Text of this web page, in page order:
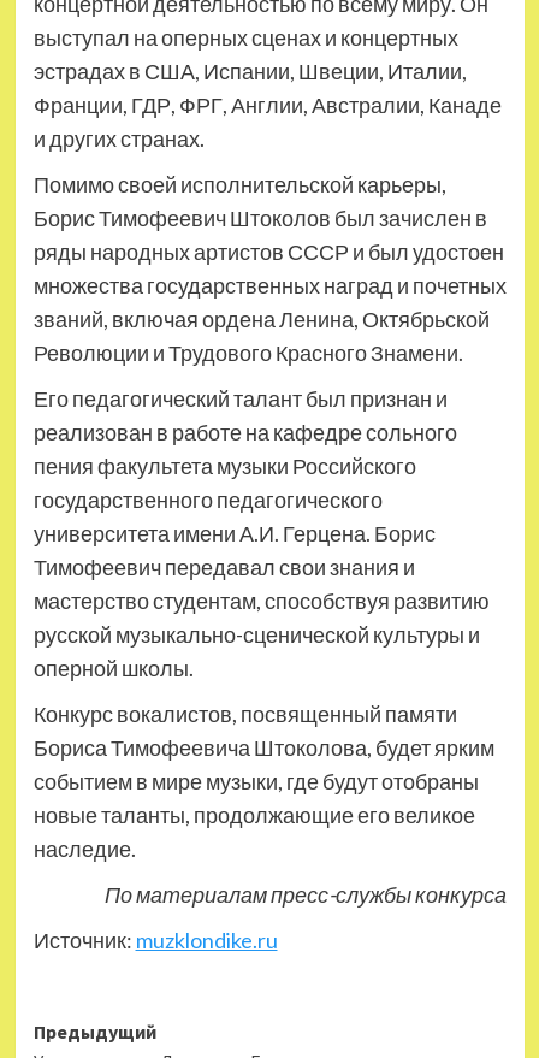
выступал на оперных сценах и концертных
эстрадах в США, Испании, Швеции, Италии,
Франции, ГДР, ФРГ, Англии, Австралии, Канаде
и других странах.
Помимо своей исполнительской карьеры,
Борис Тимофеевич Штоколов был зачислен в
ряды народных артистов СССР и был удостоен
множества государственных наград и почетных
званий, включая ордена Ленина, Октябрьской
Революции и Трудового Красного Знамени.
Его педагогический талант был признан и
реализован в работе на кафедре сольного
пения факультета музыки Российского
государственного педагогического
университета имени А.И. Герцена. Борис
Тимофеевич передавал свои знания и
мастерство студентам, способствуя развитию
русской музыкально-сценической культуры и
оперной школы.
Конкурс вокалистов, посвященный памяти
Бориса Тимофеевича Штоколова, будет ярким
событием в мире музыки, где будут отобраны
новые таланты, продолжающие его великое
наследие.
По материалам пресс-службы конкурса
Источник: muzklondike.ru
Навигация
Предыдущий